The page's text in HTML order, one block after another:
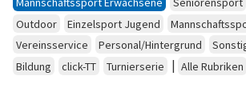
Outdoor
Einzelsport Jugend
Vereinsservice
Personal/Hintergrund
Bildung
click-TT Turnierserie | Alle Rubriken